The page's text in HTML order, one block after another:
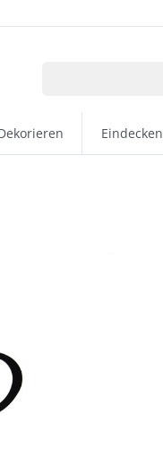
Eindecken